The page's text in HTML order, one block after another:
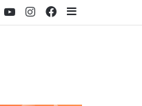
Facebook
Instagram
Youtube
WhatsApp